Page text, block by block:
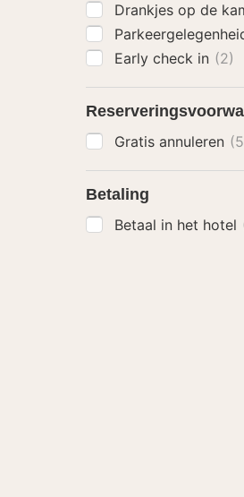
Drankjes op de
Early check in (2)
Gratis annuleren
Betaling
Betaal in het hotel